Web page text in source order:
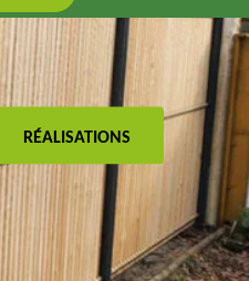
RÉALISATIONS